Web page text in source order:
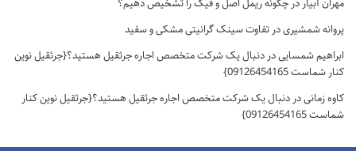
پروانه شمشیریدر تفاوت سینک گرانیتی مشکی و سفید
ابراهیم شمساییدر دنبال یک شرکت متخصص اجاره جرثقیل هستید؟{جرثقیل نوین
کنار شماست 09126454165}
کاوه زمانیدر دنبال یک شرکت متخصص اجاره جرثقیل هستید؟{جرثقیل نوین کنار
شماست 09126454165}